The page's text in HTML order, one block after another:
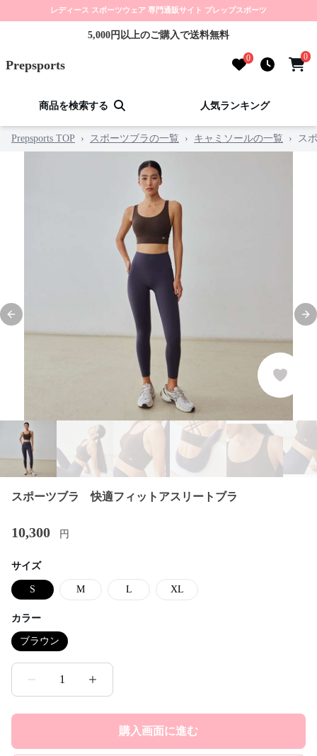
レディース スポーツウェア 専門通販サイト プレップスポーツ
5,000円以上のご購入で送料無料
Prepsports 0 0
商品を検索する 人気ランキング
Prepsports TOP › スポーツブラの一覧 › キャミソールの一覧 › ス
Previous slide
スポーツブラ 快適フィットアスリートブラ
10,300 円
サイズ
S M L XL
カラー
ブラウン
1
購入画面に進む